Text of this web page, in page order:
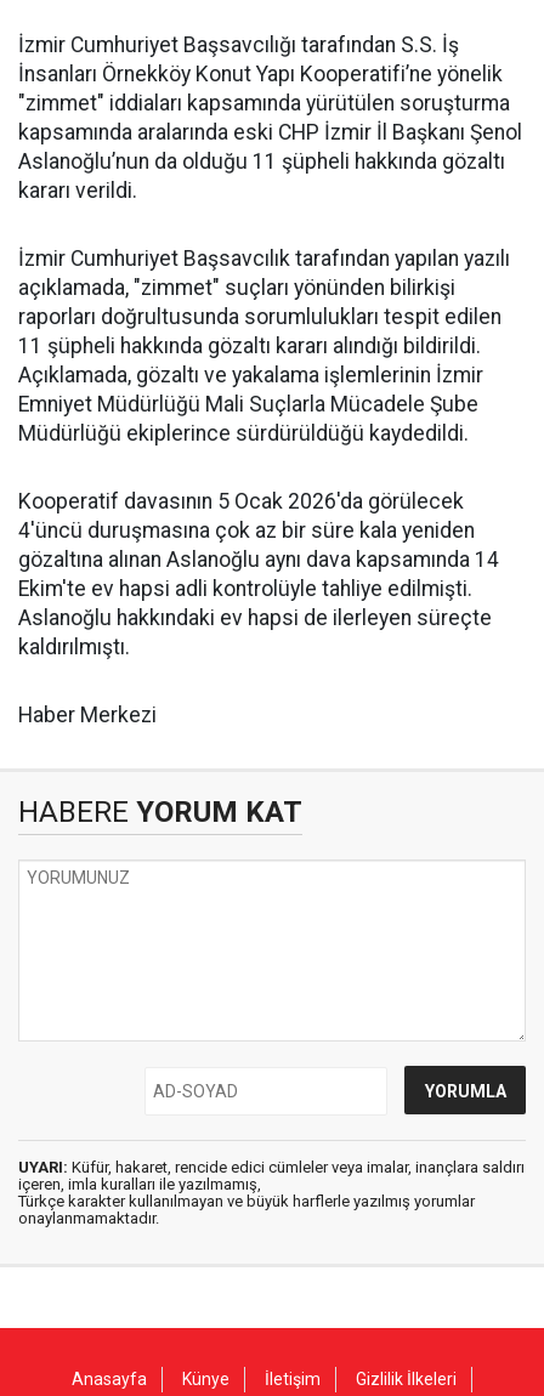
İzmir Cumhuriyet Başsavcılığı tarafından S.S. İş
İnsanları Örnekköy Konut Yapı Kooperatifi’ne yönelik
"zimmet" iddiaları kapsamında yürütülen soruşturma
kapsamında aralarında eski CHP İzmir İl Başkanı Şenol
Aslanoğlu’nun da olduğu 11 şüpheli hakkında gözaltı
kararı verildi.
İzmir Cumhuriyet Başsavcılık tarafından yapılan yazılı
açıklamada, "zimmet" suçları yönünden bilirkişi
raporları doğrultusunda sorumlulukları tespit edilen
11 şüpheli hakkında gözaltı kararı alındığı bildirildi.
Açıklamada, gözaltı ve yakalama işlemlerinin İzmir
Emniyet Müdürlüğü Mali Suçlarla Mücadele Şube
Müdürlüğü ekiplerince sürdürüldüğü kaydedildi.
Kooperatif davasının 5 Ocak 2026'da görülecek
4'üncü duruşmasına çok az bir süre kala yeniden
gözaltına alınan Aslanoğlu aynı dava kapsamında 14
Ekim'te ev hapsi adli kontrolüyle tahliye edilmişti.
Aslanoğlu hakkındaki ev hapsi de ilerleyen süreçte
kaldırılmıştı.
Haber Merkezi
HABERE YORUM KAT
UYARI: Küfür, hakaret, rencide edici cümleler veya imalar, inançlara saldırı
içeren, imla kuralları ile yazılmamış,
Türkçe karakter kullanılmayan ve büyük harflerle yazılmış yorumlar
onaylanmamaktadır.
Anasayfa Künye İletişim Gizlilik İlkeleri